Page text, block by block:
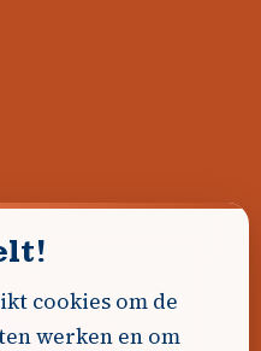
ons!
cookies om de
werken en om